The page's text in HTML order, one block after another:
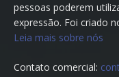
pessoas poderem
expressão. Foi criado
Leia mais sobre nós
Contato comercial: